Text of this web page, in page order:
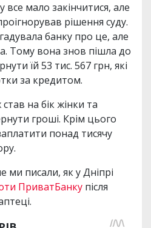
мало закінчитися, але
рішення суду.
банку про це, але
Тому вона знов пішла до
їй 53 тис. 567 грн, які
за кредитом.
на бік жінки та
гроші. Крім цього
понад тисячу
писали, як у Дніпрі
ПриватБанку після